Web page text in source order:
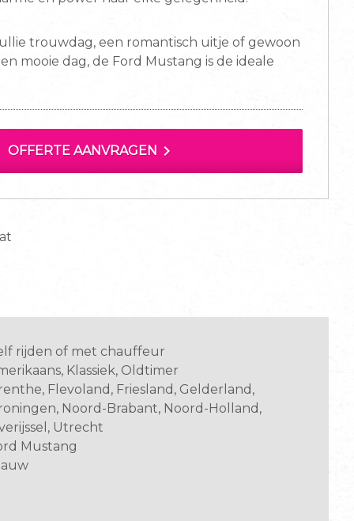
trouwdag, een romantisch uitje of gewoon
mooie dag, de Ford Mustang is de ideale
OFFERTE AANVRAGENchevron_right
rijden of met chauffeur
Klassiek, Oldtimer
Flevoland, Friesland, Gelderland,
Noord-Brabant, Noord-Holland,
Utrecht
Mustang